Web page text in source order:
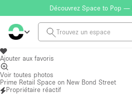
Découvrez Space to Pop —
Ajouter aux favoris
Voir toutes photos
Prime Retail Space on New Bond Street
Propriétaire réactif